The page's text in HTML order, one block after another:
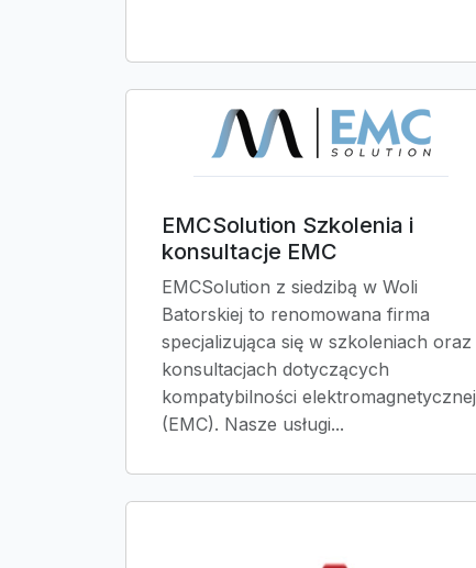
EMCSolution Szkolenia i
konsultacje EMC
EMCSolution z siedzibą w Woli
Batorskiej to renomowana firma
specjalizująca się w szkoleniach oraz
konsultacjach dotyczących
kompatybilności elektromagnetycznej
(EMC). Nasze usługi...